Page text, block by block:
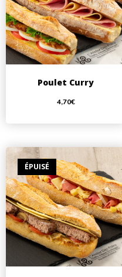
Poulet Curry
4,70€
ÉPUISÉ